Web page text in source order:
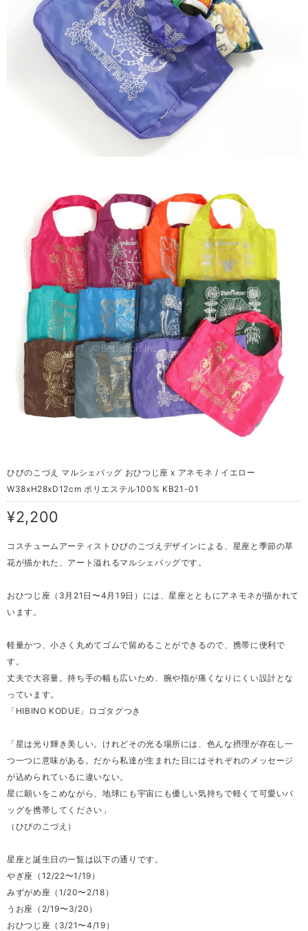
ひびのこづえ マルシェバッグ おひつじ座 x アネモネ / イエロー
W38xH28xD12cm ポリエステル100% KB21-01
¥2,200
コスチュームアーティストひびのこづえデザインによる、星座と季節の草
花が描かれた、アート溢れるマルシェバッグです。
おひつじ座（3月21日〜4月19日）には、星座とともにアネモネが描かれて
います。
軽量かつ、小さく丸めてゴムで留めることができるので、携帯に便利で
す。
丈夫で大容量。持ち手の幅も広いため、腕や指が痛くなりにくい設計とな
っています。
「HIBINO KODUE」ロゴタグつき
「星は光り輝き美しい。けれどその光る場所には、色んな摂理が存在し一
つ一つに意味がある。だから私達が生まれた日にはそれぞれのメッセージ
が込められているに違いない。
星に願いをこめながら、地球にも宇宙にも優しい気持ちで軽くて可愛いバ
ッグを携帯してください」
（ひびのこづえ）
星座と誕生日の一覧は以下の通りです。
やぎ座（12/22〜1/19）
みずがめ座（1/20〜2/18）
うお座（2/19〜3/20）
おひつじ座（3/21〜4/19）